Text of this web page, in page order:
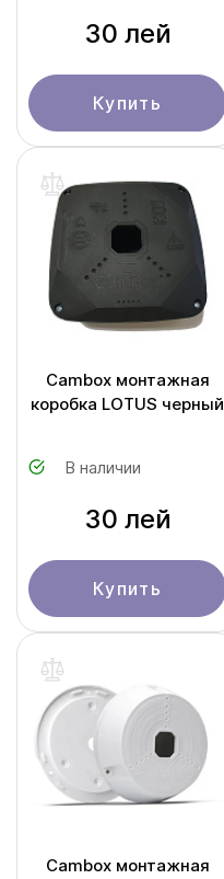
30 лей
Купить
Cambox монтажная
коробка LOTUS черный
В наличии
30 лей
Купить
Cambox монтажная